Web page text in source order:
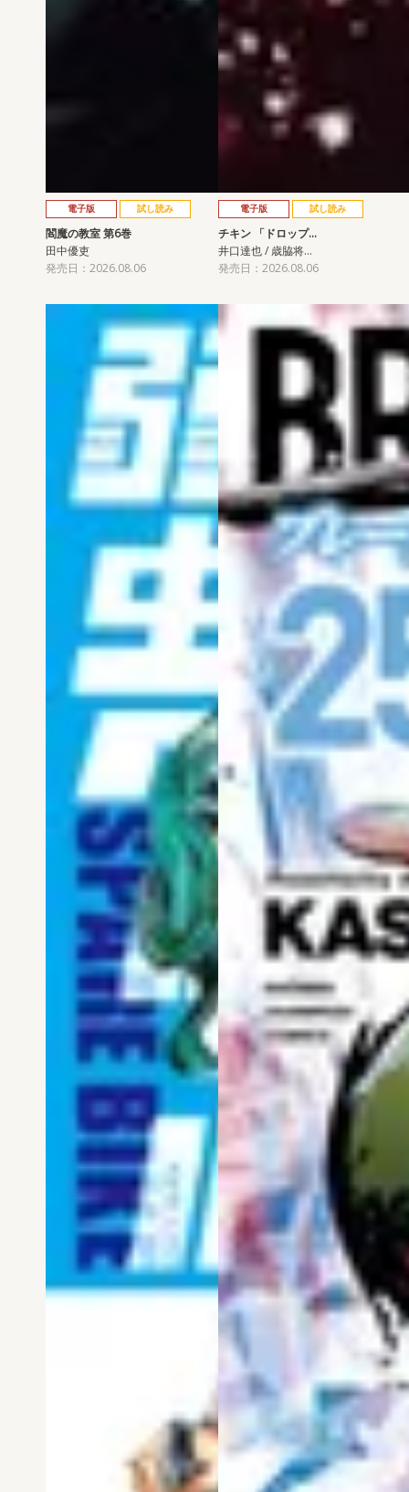
電子版 試し読み
閻魔の教室 第6巻
田中優吏
発売日：2026.08.06
電子版 試し読み
チキン 「ドロップ…
井口達也 / 歳脇将…
発売日：2026.08.06